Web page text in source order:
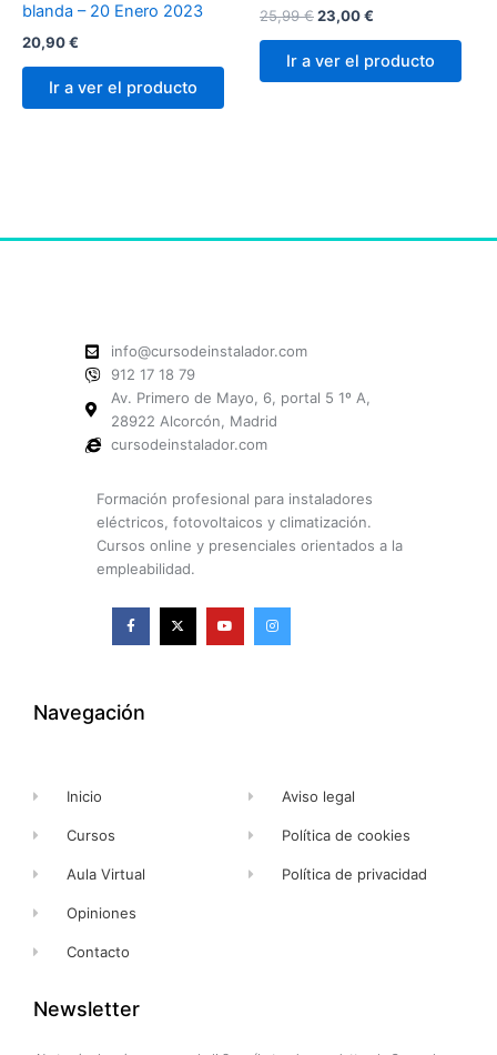
blanda – 20 Enero 2023
20,90€
Ir a ver el producto
25,99€23,00€
Ir a ver el producto
info@cursodeinstalador.com
912 17 18 79
Av. Primero de Mayo, 6, portal 5 1º A,
28922 Alcorcón, Madrid
cursodeinstalador.com
Formación profesional para instaladores
eléctricos, fotovoltaicos y climatización.
Cursos online y presenciales orientados a la
empleabilidad.
F
a
k
-
X
-
Y
o
I
n
Navegación
Inicio
Cursos
Aula Virtual
Opiniones
Contacto
Aviso legal
Política de cookies
Política de privacidad
Newsletter